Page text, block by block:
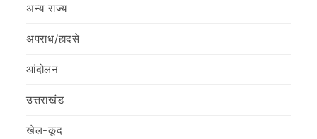
अन्य राज्य
अपराध/हादसे
आंदोलन
उत्तराखंड
खेल-कूद